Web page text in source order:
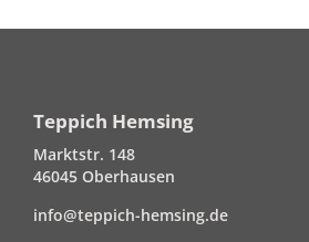
Teppich Hemsing
Marktstr. 148
46045 Oberhausen
info@teppich-hemsing.de